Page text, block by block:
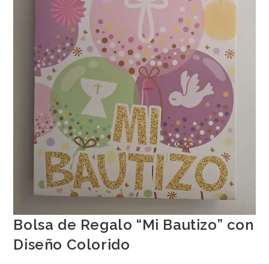
Bolsa de Regalo “Mi Bautizo” con
Diseño Colorido